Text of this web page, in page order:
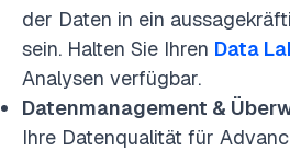
der Daten in ein
sein. Halten Sie Ihren Data
Analysen verfügbar.
Datenmanagement &
Ihre Datenqualität für